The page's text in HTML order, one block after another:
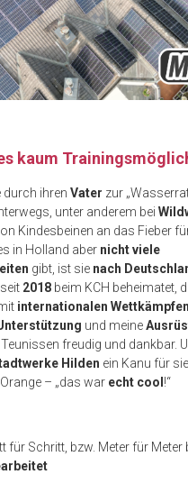
kaum
durch ihren Vater zur
unter anderem bei
Kindesbeinen an das Fieber
in Holland aber nicht viele
gibt, ist sie nach
2018beim KCH beheimatet,
internationalen Wettkämpfen
und meine
Teunissen freudig und dankbar.
Hilden ein Kanu für
– „das war echt cool !“
für Schritt, bzw. Meter für Meter